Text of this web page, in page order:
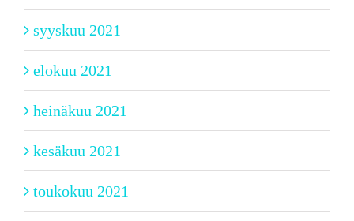
syyskuu 2021
elokuu 2021
heinäkuu 2021
kesäkuu 2021
toukokuu 2021